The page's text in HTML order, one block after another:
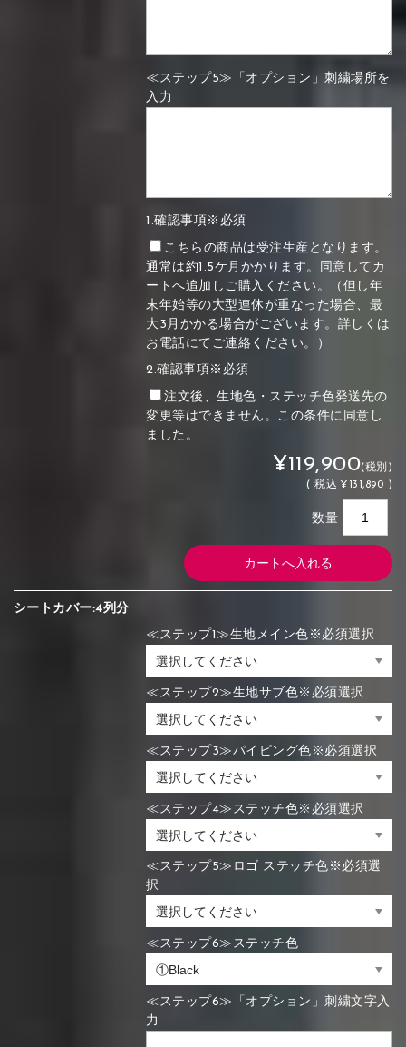
≪ステップ5≫「オプション」刺繍場所を
入力
1.確認事項※必須
こちらの商品は受注生産となります。
通常は約1.5ケ月かかります。同意してカ
ートへ追加しご購入ください。（但し年
末年始等の大型連休が重なった場合、最
大3月かかる場合がございます。詳しくは
お電話にてご連絡ください。）
2.確認事項※必須
注文後、生地色・ステッチ色発送先の
変更等はできません。この条件に同意し
ました。
¥119,900(税別)
(税込 ¥131,890 )
数量
シートカバー:4列分
≪ステップ1≫生地メイン色※必須選択
≪ステップ2≫生地サブ色※必須選択
≪ステップ3≫パイピング色※必須選択
≪ステップ4≫ステッチ色※必須選択
≪ステップ5≫ロゴ ステッチ色※必須選
択
≪ステップ6≫ステッチ色
≪ステップ6≫「オプション」刺繍文字入
力